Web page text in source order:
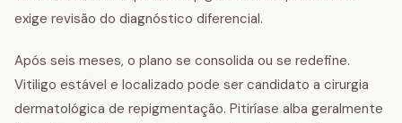
exige revisão do diagnóstico diferencial.
Após seis meses, o plano se consolida ou se redefine.
Vitiligo estável e localizado pode ser candidato a cirurgia
dermatológica de repigmentação. Pitiríase alba geralmente